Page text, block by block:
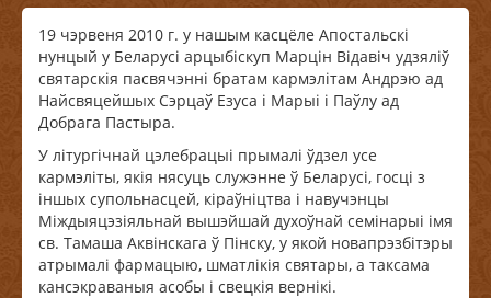
19 чэрвеня 2010 г. у нашым касцёле Апостальскі
нунцый у Беларусі арцыбіскуп Марцін Відавіч удзяліў
святарскія пасвячэнні братам кармэлітам Андрэю ад
Найсвяцейшых Сэрцаў Езуса і Марыі і Паўлу ад
Добрага Пастыра.
У літургічнай цэлебрацыі прымалі ўдзел усе
кармэліты, якія нясуць служэнне ў Беларусі, госці з
іншых супольнасцей, кіраўніцтва і навучэнцы
Міждыяцэзіяльнай вышэйшай духоўнай семінарыі імя
св. Тамаша Аквінскага ў Пінску, у якой новапрэзбітэры
атрымалі фармацыю, шматлікія святары, а таксама
кансэкраваныя асобы і свецкія вернікі.